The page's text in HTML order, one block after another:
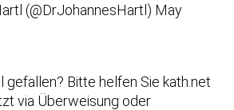
(@DrJohannesHartl) May
gefallen? Bitte helfen Sie kath.net
via Überweisung oder